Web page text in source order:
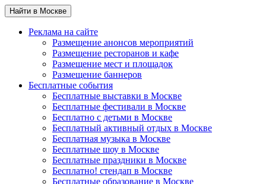
Найти в Москве
Реклама на сайте
Размещение анонсов мероприятий
Размещение ресторанов и кафе
Размещение мест и площадок
Размещение баннеров
Бесплатные события
Бесплатные выставки в Москве
Бесплатные фестивали в Москве
Бесплатно с детьми в Москве
Бесплатный активный отдых в Москве
Бесплатная музыка в Москве
Бесплатные шоу в Москве
Бесплатные праздники в Москве
Бесплатно! стендап в Москве
Бесплатные образование в Москве